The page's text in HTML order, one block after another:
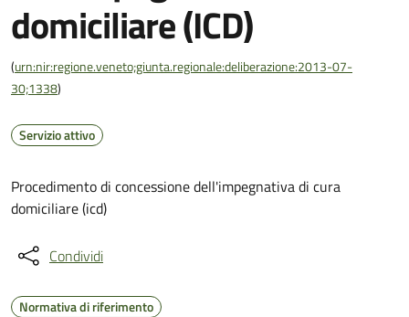
domiciliare (ICD)
(urn:nir:regione.veneto;giunta.regionale:deliberazione:2013-07-
30;1338)
Servizio attivo
Procedimento di concessione dell'impegnativa di cura
domiciliare (icd)
Condividi
Normativa di riferimento